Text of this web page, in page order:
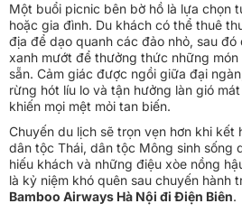
Một buổi picnic bên bờ hồ là lựa chọn
hoặc gia đình. Du khách có thể thuê
địa để dạo quanh các đảo nhỏ, sau
xanh mướt để thưởng thức những
sẵn. Cảm giác được ngồi giữa đại
rừng hót líu lo và tận hưởng làn gió
khiến mọi mệt mỏi tan biến.
Chuyến du lịch sẽ trọn vẹn hơn khi kết
dân tộc Thái, dân tộc Mông sinh sống
hiếu khách và những điệu xòe nồng
là kỷ niệm khó quên sau chuyến hành
Bamboo Airways Hà Nội đi Điện Biên.